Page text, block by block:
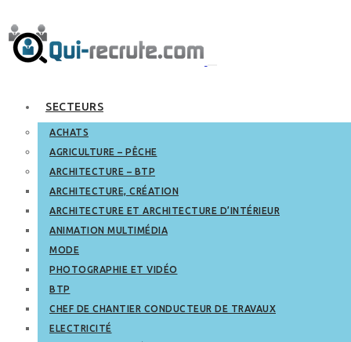
SECTEURS
ACHATS
AGRICULTURE – PÊCHE
ARCHITECTURE – BTP
ARCHITECTURE, CRÉATION
ARCHITECTURE ET ARCHITECTURE D’INTÉRIEUR
ANIMATION MULTIMÉDIA
MODE
PHOTOGRAPHIE ET VIDÉO
BTP
CHEF DE CHANTIER CONDUCTEUR DE TRAVAUX
ELECTRICITÉ